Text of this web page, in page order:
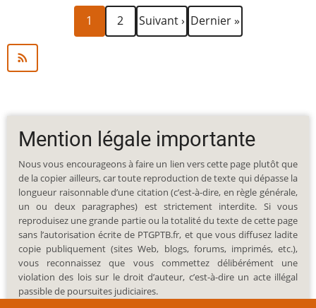
Page
courante
1 Page
2
Page
suivante
Suivant › Dernière
page
Dernier »
Mention légale importante
Nous vous encourageons à faire un lien vers cette page plutôt que
de la copier ailleurs, car toute reproduction de texte qui dépasse la
longueur raisonnable d’une citation (c’est-à-dire, en règle générale,
un ou deux paragraphes) est strictement interdite. Si vous
reproduisez une grande partie ou la totalité du texte de cette page
sans l’autorisation écrite de PTGPTB.fr, et que vous diffusez ladite
copie publiquement (sites Web, blogs, forums, imprimés, etc.),
vous reconnaissez que vous commettez délibérément une
violation des lois sur le droit d’auteur, c’est-à-dire un acte illégal
passible de poursuites judiciaires.